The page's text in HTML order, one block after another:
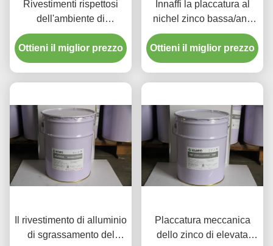
Rivestimenti rispettosi
dell'ambiente di
protezione contro la
corrosione del
rivestimento del fiocco
Ottieni il miglior prezzo
Innaffi la placcatura al
nichel zinco bassa/anti
corrosione che ricopre
3.8-5.2 pH
Ottieni il miglior prezzo
Il rivestimento di alluminio
di sgrassamento del
Placcatura meccanica
dello zinco di elevata